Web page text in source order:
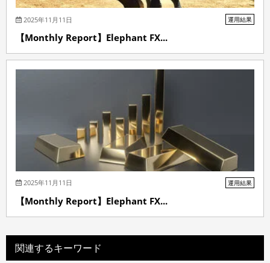
2025年11月11日 運用結果
【Monthly Report】Elephant FX...
2025年11月11日 運用結果
【Monthly Report】Elephant FX...
関連するキーワード